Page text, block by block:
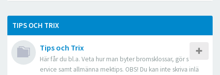
TIPS OCH TRIX
Tips och Trix
Här får du bl.a. Veta hur man byter bromsklossar, gör s
ervice samt allmänna mektips. OBS! Du kan inte skriva inlä